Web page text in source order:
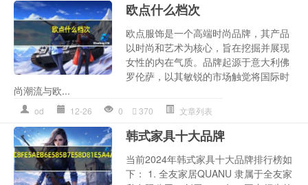
欧点什么档次
欧点服饰是一个高端时尚品牌，其产品
以时尚和艺术为核心，旨在挖掘并展现
女性的内在气质。品牌起源于意大利佛
罗伦萨，以其敏锐的市场触觉将国际时
尚潮流与欧...
od 12-26 0 370 文章列表
韩式家具十大品牌
当前2024年韩式家具十大品牌排行榜如
下： 1. 全友家居QUANU 隶属于全友家